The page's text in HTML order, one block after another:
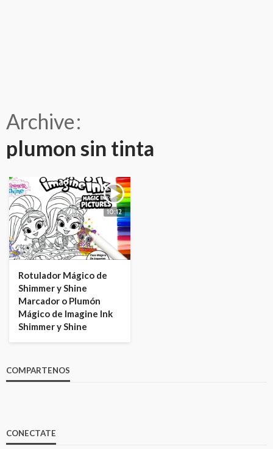
Archive
plumon sin tinta
10:12
Rotulador Mágico de
Shimmer y Shine
Marcador o Plumón
Mágico de Imagine Ink
Shimmer y Shine
COMPARTENOS
CONECTATE